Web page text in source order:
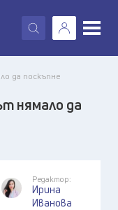
X
да поскъпне
нямало да
Редактор:
Ирина
Иванова